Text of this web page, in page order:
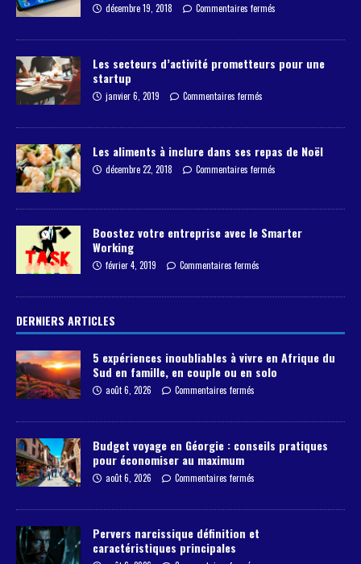
décembre 19, 2018 Commentaires fermés
Les secteurs d’activité prometteurs pour une
startup
janvier 6, 2019 Commentaires fermés
Les aliments à inclure dans ses repas de Noël
décembre 22, 2018 Commentaires fermés
Boostez votre entreprise avec le Smarter
Working
février 4, 2019 Commentaires fermés
DERNIERS ARTICLES
5 expériences inoubliables à vivre en Afrique du
Sud en famille, en couple ou en solo
août 6, 2026 Commentaires fermés
Budget voyage en Géorgie : conseils pratiques
pour économiser au maximum
août 6, 2026 Commentaires fermés
Pervers narcissique définition et
caractéristiques principales